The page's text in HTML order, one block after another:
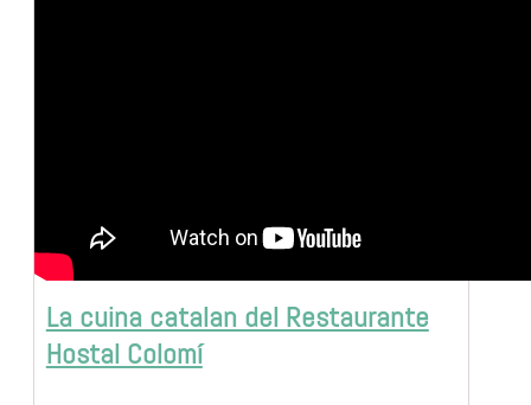
La cuina catalan del Restaurante
Hostal Colomí